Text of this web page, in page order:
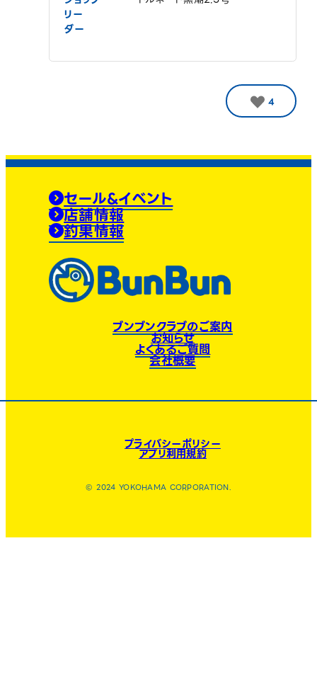
リー
ダー
4
セール&イベント
店舗情報
釣果情報
ブンブンクラブのご案内
お知らせ
よくあるご質問
会社概要
プライバシーポリシー
アプリ利用規約
© 2024 YOKOHAMA CORPORATION.